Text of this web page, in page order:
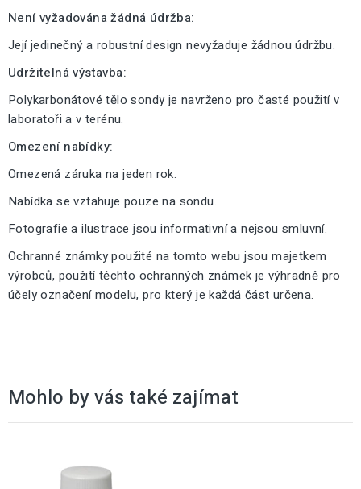
Není vyžadována žádná údržba:
Její jedinečný a robustní design nevyžaduje žádnou údržbu.
Udržitelná výstavba:
Polykarbonátové tělo sondy je navrženo pro časté použití v
laboratoři a v terénu.
Omezení nabídky:
Omezená záruka na jeden rok.
Nabídka se vztahuje pouze na sondu.
Fotografie a ilustrace jsou informativní a nejsou smluvní.
Ochranné známky použité na tomto webu jsou majetkem
výrobců, použití těchto ochranných známek je výhradně pro
účely označení modelu, pro který je každá část určena.
Mohlo by vás také zajímat